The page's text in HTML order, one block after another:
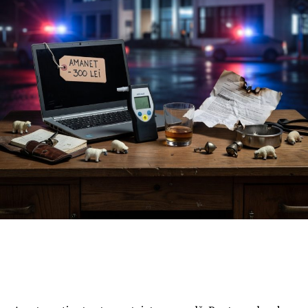
acestei caracatițe nu sunt doar de ploaie, ci de „furtună”
judiciară. Pe fir au intrat structuri grele de la București,
inclusiv DIICOT, care au deschis dosare pe numele celor
care se credeau intangibili sub „bagheta” lui Bălan.
Incompatibilitatea cu ștampilă: Când
nevasta e subalternă și legea e
opțională
După ani de zile în care ziarul de investigațiiIncisiv de
Prahovaa urlat în pustiu despre anomalia de la vârful
IPJ, Agenția Națională de Integritate (ANI) a pus
punctul pe „i” la data de 09.03.2026. Verdictul este